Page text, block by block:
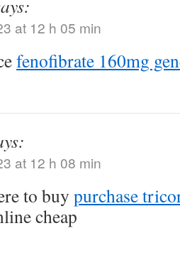
at 12 h 05 min
fenofibrate 160mg
at 12 h 08 min
to buy purchase
cheap